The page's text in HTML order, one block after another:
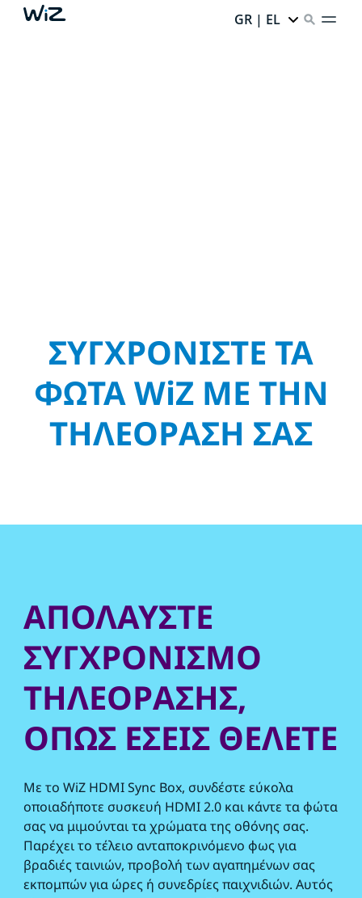
GR | EL
ΣΥΓΧΡΟΝΙΣΤΕ ΤΑ
ΦΩΤΑ WiZ ΜΕ ΤΗΝ
ΤΗΛΕΟΡΑΣΗ ΣΑΣ
ΑΠΟΛΑΥΣΤΕ
ΣΥΓΧΡΟΝΙΣΜΟ
ΤΗΛΕΟΡΑΣΗΣ,
ΟΠΩΣ ΕΣΕΙΣ ΘΕΛΕΤΕ
Με το WiZ HDMI Sync Box, συνδέστε εύκολα
οποιαδήποτε συσκευή HDMI 2.0 και κάντε τα φώτα
σας να μιμούνται τα χρώματα της οθόνης σας.
Παρέχει το τέλειο ανταποκρινόμενο φως για
βραδιές ταινιών, προβολή των αγαπημένων σας
εκπομπών για ώρες ή συνεδρίες παιχνιδιών. Αυτός